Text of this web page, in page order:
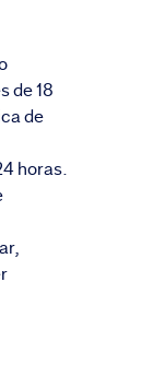
de 18
de
horas.